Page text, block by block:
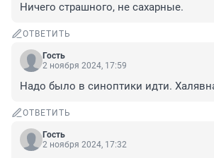
Ничего страшного, не сахарные.
ОТВЕТИТЬ
Гость
2 ноября 2024, 17:59
Надо было в синоптики идти.
ОТВЕТИТЬ
Гость
2 ноября 2024, 17:32